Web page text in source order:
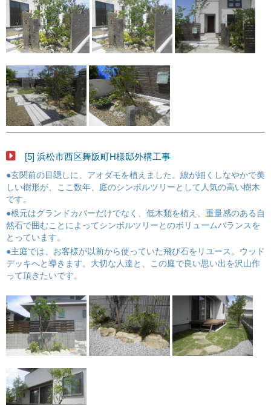
[5] 浜松市西区舞阪町H様邸外構工事
●玄関前の目隠しに、アオダモを植えました。線が細くしなやかで美
しい樹形が、ここ数年、庭のシンボルツリーとして人気の高い樹木
です。
●根元はグランドカバーだけでなく、低木類を植え、重量感のある自
然石で囲むことによってシンボルツリーとのボリュームバランスを
とっています。
●主庭では、お客様が以前から使っていた飛び石をリユース。ウッド
デッキへと導きます。大切な人達と、この庭で良い思い出を沢山作
って頂きたいです。